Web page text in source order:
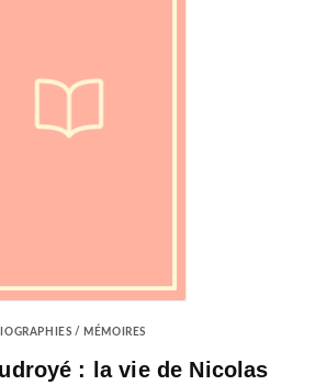
/ MÉMOIRES
: la vie de Nicolas